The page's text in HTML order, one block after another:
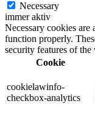
Necessary
immer aktiv
Necessary cookies are
function properly.
security features of
Cookie
cookielawinfo-
checkbox-analytics